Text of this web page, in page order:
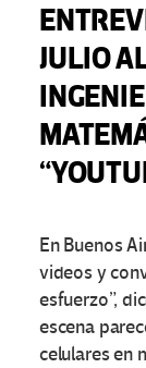
JULIO
En Buenos
videos y
esfuerzo”,
escena
celulares en